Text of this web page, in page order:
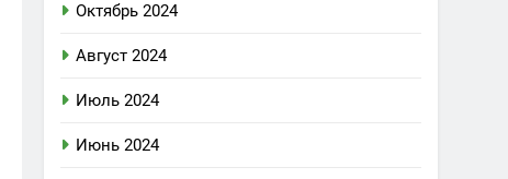
Октябрь 2024
Август 2024
Июль 2024
Июнь 2024